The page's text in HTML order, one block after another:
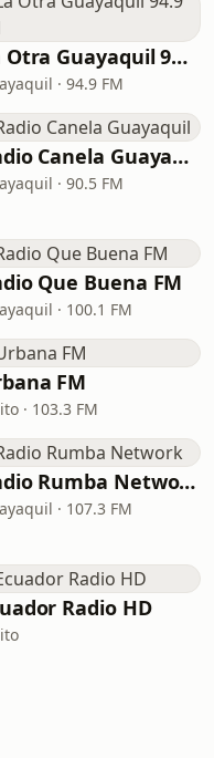
La Otra Guayaquil 94.9 FM
· 94.9 FM
Radio Canela Guayaquil
· 90.5 FM
Que Buena FM
· 100.1 FM
FM
· 103.3 FM
Radio Rumba Network
· 107.3 FM
Radio HD